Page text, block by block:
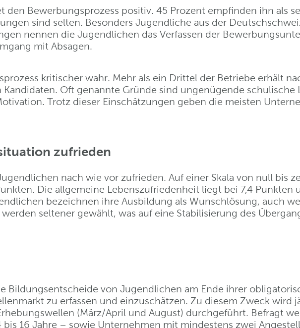
Bewerbungsprozess positiv. 45 Prozent empfinden ihn als
sind selten. Besonders Jugendliche aus der
nennen die Jugendlichen das Verfassen der
mit Absagen.
kritischer wahr. Mehr als ein Drittel der Betriebe erhält
Oft genannte Gründe sind ungenügende schulische
Trotz dieser Einschätzungen geben die meisten
zufrieden
nach wie vor zufrieden. Auf einer Skala von null bis
Die allgemeine Lebenszufriedenheit liegt bei 7,4 Punkten
bezeichnen ihre Ausbildung als Wunschlösung, auch
seltener gewählt, was auf eine Stabilisierung des
Bildungsentscheide von Jugendlichen am Ende ihrer
zu erfassen und einzuschätzen. Zu diesem Zweck wird
(März/April und August) durchgeführt. Befragt
bis 16 Jahre – sowie Unternehmen mit mindestens zwei